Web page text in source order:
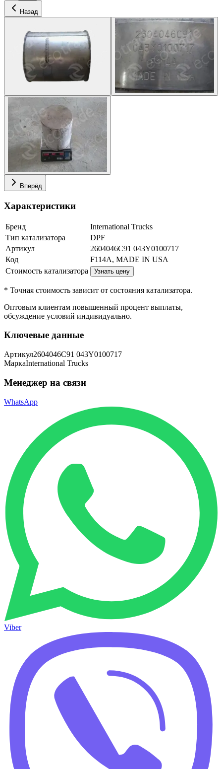
Назад
Вперёд
Характеристики
Бренд
International Trucks
Тип катализатора
DPF
Артикул
2604046C91 043Y0100717
Код
F114A, MADE IN USA
Стоимость катализатора
Узнать цену
* Точная стоимость зависит от состояния катализатора.
Оптовым клиентам повышенный процент выплаты,
обсуждение условий индивидуально.
Ключевые данные
Артикул2604046C91 043Y0100717
МаркаInternational Trucks
Менеджер на связи
WhatsApp
Viber